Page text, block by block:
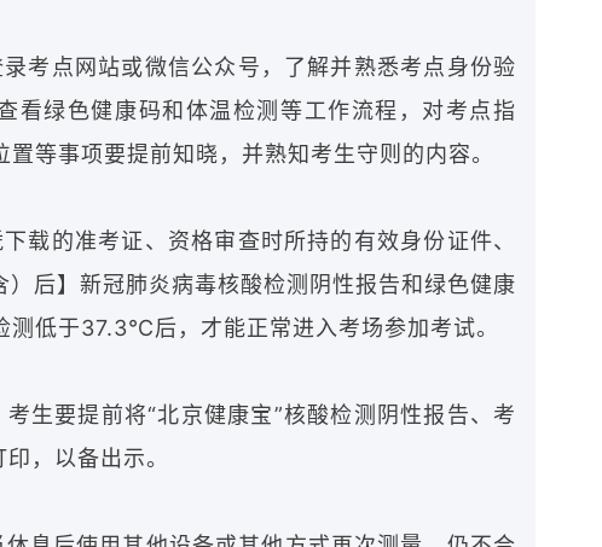
考点网站或微信公众号，了解并熟悉考点身份验
看绿色健康码和体温检测等工作流程，对考点指
等事项要提前知晓，并熟知考生守则的内容。
载的准考证、资格审查时所持的有效身份证件、
后】新冠肺炎病毒核酸检测阴性报告和绿色健康
测低于37.3℃后，才能正常进入考场参加考试。
生要提前将“北京健康宝”核酸检测阴性报告、考
，以备出示。